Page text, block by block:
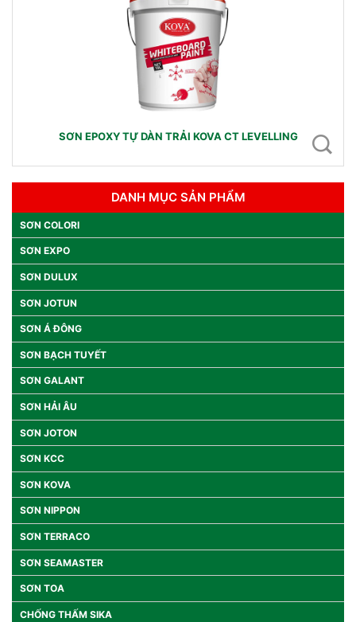
SƠN EPOXY TỰ DÀN TRẢI KOVA CT LEVELLING
DANH MỤC SẢN PHẨM
SƠN COLORI
SƠN EXPO
SƠN DULUX
SƠN JOTUN
SƠN Á ĐÔNG
SƠN BẠCH TUYẾT
SƠN GALANT
SƠN HẢI ÂU
SƠN JOTON
SƠN KCC
SƠN KOVA
SƠN NIPPON
SƠN TERRACO
SƠN SEAMASTER
SƠN TOA
CHỐNG THẤM SIKA